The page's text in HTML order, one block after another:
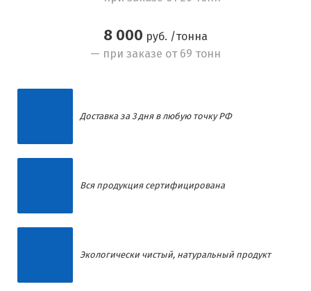
8 000 руб. /тонна
— при заказе от 69 тонн
Доставка за 3 дня в любую точку РФ
Вся продукция сертифицирована
Экологически чистый, натуральный продукт